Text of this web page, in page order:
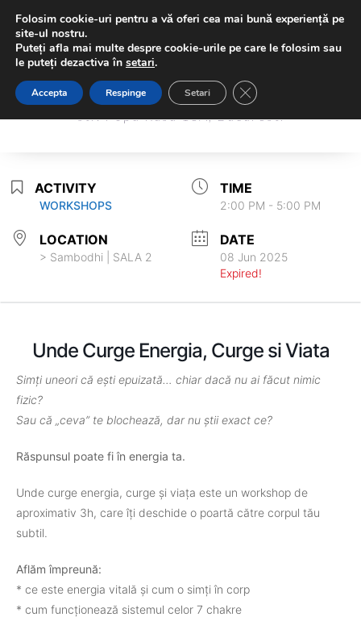
Sambodhi Studio
str. Popa Rusu 16A, Bucuresti
Sambodhi Studio
ACTIVITY
WORKSHOPS
TIME
2:00 PM - 5:00 PM
LOCATION
> Sambodhi | SALA 2
DATE
08 Jun 2025
Expired!
Unde Curge Energia, Curge si Viata
Simți uneori că ești epuizată… chiar dacă nu ai făcut nimic
fizic?
Sau că „ceva” te blochează, dar nu știi exact ce?
Răspunsul poate fi în energia ta.
Unde curge energia, curge și viața este un workshop de
aproximativ 3h, care îți deschide o poartă către corpul tău
subtil.
Aflăm împreună:
* ce este energia vitală și cum o simți în corp
* cum funcționează sistemul celor 7 chakre
Folosim cookie-uri pentru a vă oferi cea mai bună experiență pe
site-ul nostru.
Puteți afla mai multe despre cookie-urile pe care le folosim sau
le puteți dezactiva în setari.
Accepta Respinge Setari Close GDPR Cookie